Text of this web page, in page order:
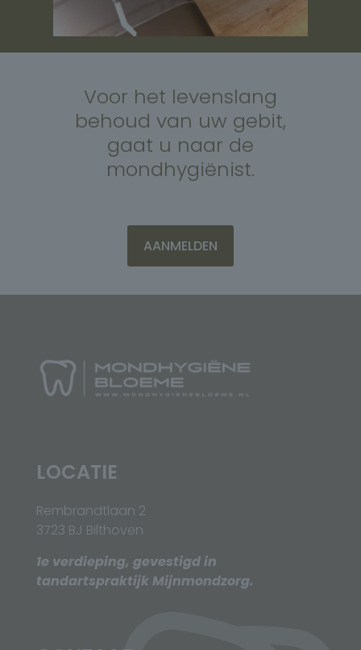
Voor het levenslang
behoud van uw gebit,
gaat u naar de
mondhygiënist.
AANMELDEN
LOCATIE
Rembrandtlaan 2
3723 BJ Bilthoven
1e verdieping, gevestigd in
tandartspraktijk Mijnmondzorg.